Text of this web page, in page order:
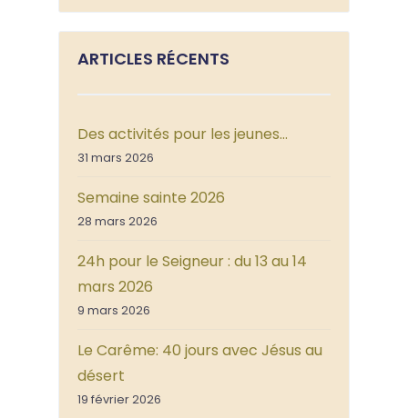
ARTICLES RÉCENTS
Des activités pour les jeunes…
31 mars 2026
Semaine sainte 2026
28 mars 2026
24h pour le Seigneur : du 13 au 14
mars 2026
9 mars 2026
Le Carême: 40 jours avec Jésus au
désert
19 février 2026